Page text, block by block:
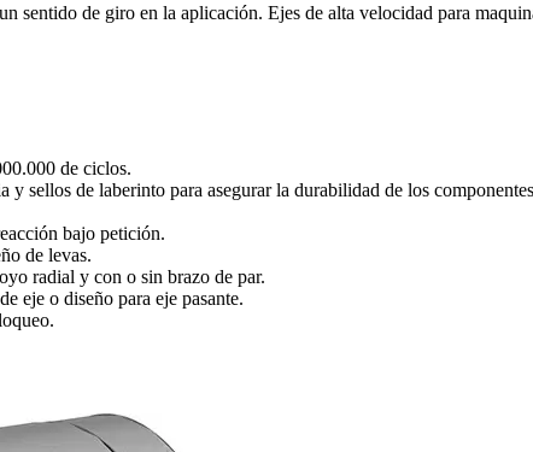
sentido de giro en la aplicación. Ejes de alta velocidad para
de ciclos.
y sellos de laberinto para asegurar la durabilidad de los
bajo petición.
de levas.
radial y con o sin brazo de par.
eje o diseño para eje pasante.